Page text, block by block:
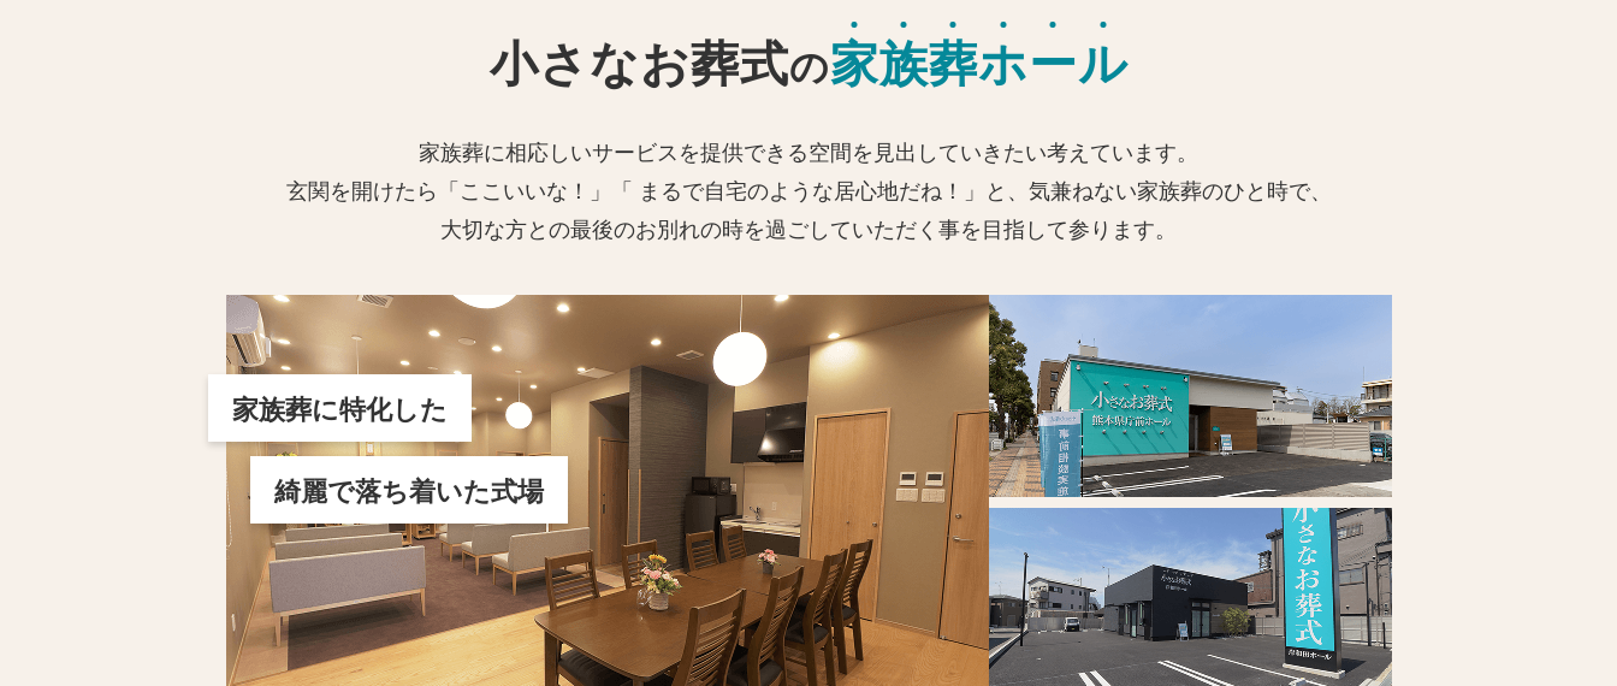
小さなお葬式の家族葬ホール
家族葬に相応しいサービスを提供できる空間を見出していきたい考えています。
玄関を開けたら「ここいいな！」「 まるで自宅のような居心地だね！」と、気兼ねない家族葬のひと時で、
大切な方との最後のお別れの時を過ごしていただく事を目指して参ります。
家族葬に特化した
綺麗で落ち着いた式場